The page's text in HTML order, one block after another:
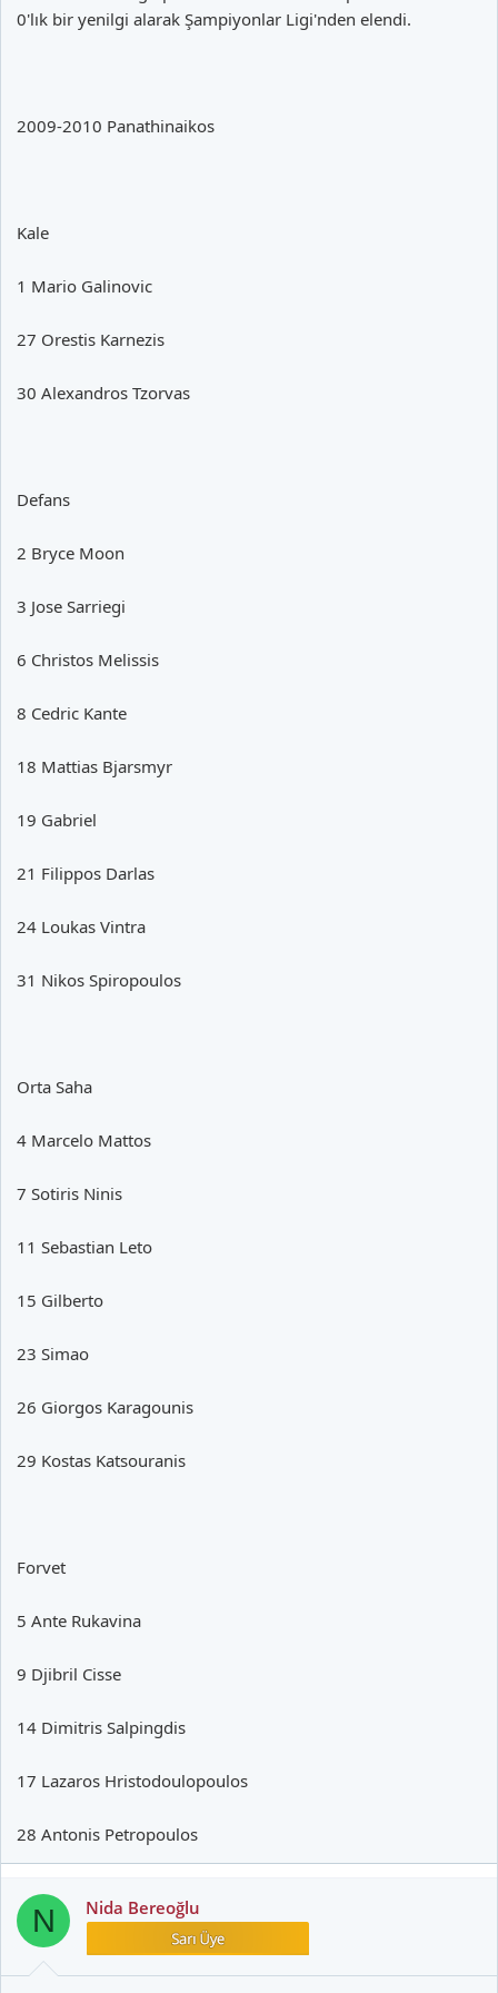
0'lık bir yenilgi alarak Şampiyonlar Ligi'nden elendi.
2009-2010 Panathinaikos
Kale
1 Mario Galinovic
27 Orestis Karnezis
30 Alexandros Tzorvas
Defans
2 Bryce Moon
3 Jose Sarriegi
6 Christos Melissis
8 Cedric Kante
18 Mattias Bjarsmyr
19 Gabriel
21 Filippos Darlas
24 Loukas Vintra
31 Nikos Spiropoulos
Orta Saha
4 Marcelo Mattos
7 Sotiris Ninis
11 Sebastian Leto
15 Gilberto
23 Simao
26 Giorgos Karagounis
29 Kostas Katsouranis
Forvet
5 Ante Rukavina
9 Djibril Cisse
14 Dimitris Salpingdis
17 Lazaros Hristodoulopoulos
28 Antonis Petropoulos
N Nida Bereoğlu